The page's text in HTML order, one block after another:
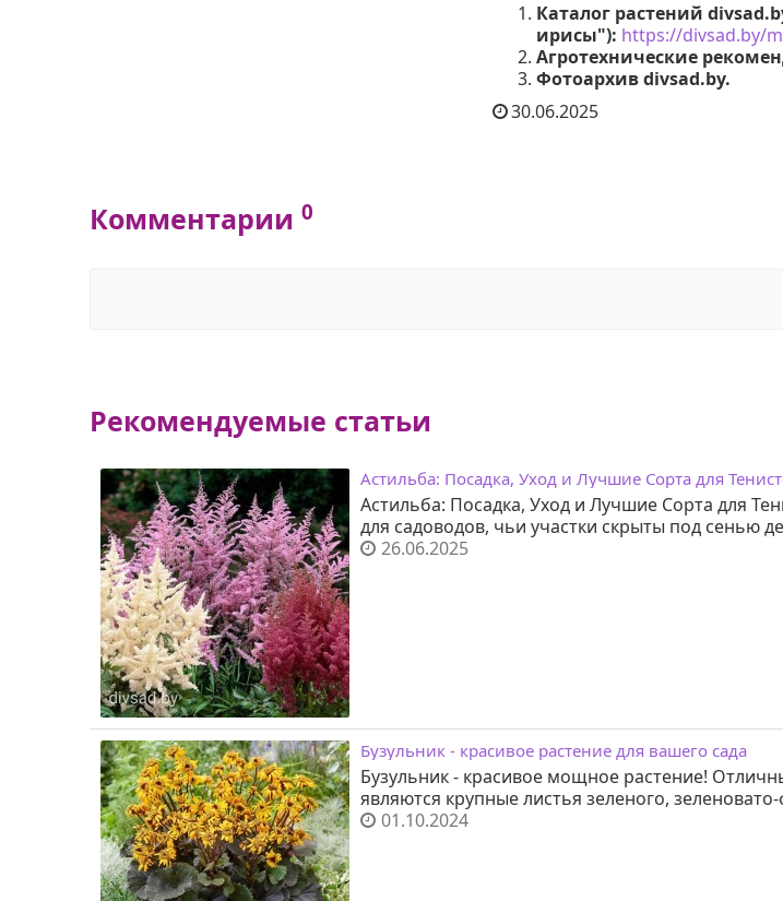
Каталог растений
ирисы"): https://divsad.by/
Агротехнические
Фотоархив divsad.by.
30.06.2025
Комментарии0
Рекомендуемые статьи
Астильба: Посадка, Уход и Лучшие Сорта для
Астильба: Посадка, Уход и Лучшие Сорта для
для садоводов, чьи участки скрыты под сенью
26.06.2025
Бузульник - красивое растение для вашего сада
Бузульник - красивое мощное растение!
являются крупные листья зеленого,
01.10.2024